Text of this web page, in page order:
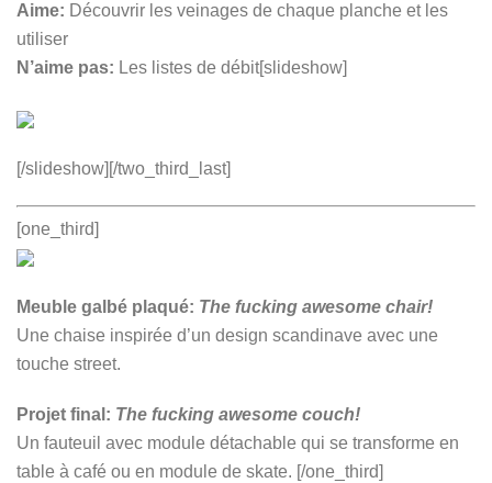
Aime: Découvrir les veinages de chaque planche et les
utiliser
N’aime pas: Les listes de débit[slideshow]
[/slideshow][/two_third_last]
[one_third]
Meuble galbé plaqué: The fucking awesome chair!
Une chaise inspirée d’un design scandinave avec une
touche street.
Projet final: The fucking awesome couch!
Un fauteuil avec module détachable qui se transforme en
table à café ou en module de skate. [/one_third]